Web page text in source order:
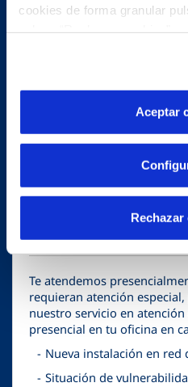
cookies de forma granular
son indispensables para
por tanto no se pueden
más información en nuestra
Aceptar
Reserva cita y nuestros
te llamaran evitando que
mayor parte de las
contrato se pueden hacer
Contratación de
Bajas de servicio
Pagos de facturas o
Te atendemos
requieran atención
nuestro servicio en
presencial en tu oficina en
Nueva instalación en red
Situación de